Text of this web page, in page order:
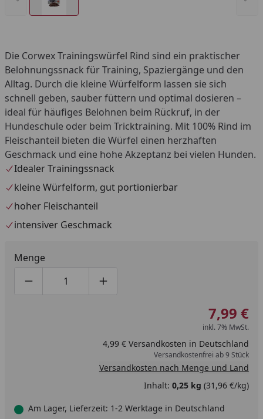
Die Corwex Trainingswürfel Rind sind ein praktischer
Belohnungssnack für Training, Spaziergänge und den
Alltag. Durch die kleine Würfelform lassen sie sich
schnell geben, sauber füttern und optimal dosieren –
ideal für häufiges Belohnen beim Rückruf, in der
Hundeschule oder beim Tricktraining. Mit 100% Rind im
Fleischanteil bieten die Würfel einen herzhaften
Geschmack und eine hohe Akzeptanz bei vielen Hunden.
Idealer Trainingssnack
kleine Würfelform, gut portionierbar
hoher Fleischanteil
intensiver Geschmack
Menge
Produktmenge um eins verringern
Produktmenge manuell eingeben
Produktmenge um eins erhöhen
7,99 €
inkl. 7% MwSt.
4,99 € Versandkosten in Deutschland
Versandkostenfrei ab 9 Stück
Versandkosten nach Menge und Land
Inhalt: 0,25 kg (31,96 €/kg)
Am Lager, Lieferzeit: 1-2 Werktage in Deutschland